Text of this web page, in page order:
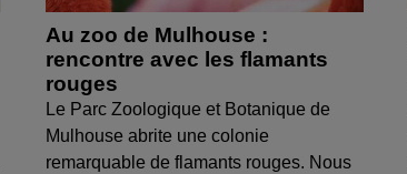
Au zoo de Mulhouse :
rencontre avec les flamants
rouges
Le Parc Zoologique et Botanique de
Mulhouse abrite une colonie
remarquable de flamants rouges. Nous